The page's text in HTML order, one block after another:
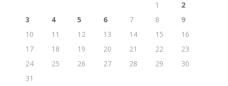
1
2
3
4 5 6 7 8
9
10
11 12 13 14 15
16
17
18 19 20 21 22
23
24
25 26 27 28 29
30
31